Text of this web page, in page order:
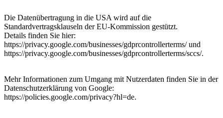
Die Datenübertragung in die USA wird auf die
Standardvertragsklauseln der EU-Kommission gestützt.
Details finden Sie hier:
https://privacy.google.com/businesses/gdprcontrollerterms/ und
https://privacy.google.com/businesses/gdprcontrollerterms/sccs/.
Mehr Informationen zum Umgang mit Nutzerdaten finden Sie in der
Datenschutzerklärung von Google:
https://policies.google.com/privacy?hl=de.